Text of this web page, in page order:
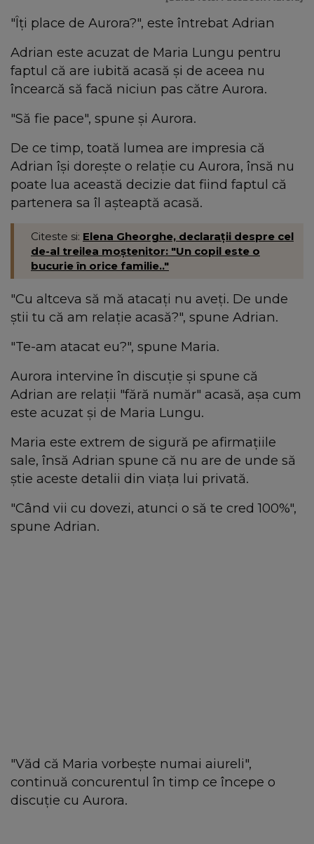
"Îți place de Aurora?", este întrebat Adrian
Adrian este acuzat de Maria Lungu pentru
faptul că are iubită acasă și de aceea nu
încearcă să facă niciun pas către Aurora.
"Să fie pace", spune și Aurora.
De ce timp, toată lumea are impresia că
Adrian își dorește o relație cu Aurora, însă nu
poate lua această decizie dat fiind faptul că
partenera sa îl așteaptă acasă.
Citeste si: Elena Gheorghe, declaraţii despre cel
de-al treilea moştenitor: "Un copil este o
bucurie în orice familie.."
"Cu altceva să mă atacați nu aveți. De unde
știi tu că am relație acasă?", spune Adrian.
"Te-am atacat eu?", spune Maria.
Aurora intervine în discuție și spune că
Adrian are relații "fără număr" acasă, așa cum
este acuzat și de Maria Lungu.
Maria este extrem de sigură pe afirmațiile
sale, însă Adrian spune că nu are de unde să
știe aceste detalii din viața lui privată.
"Când vii cu dovezi, atunci o să te cred 100%",
spune Adrian.
"Văd că Maria vorbește numai aiureli",
continuă concurentul în timp ce începe o
discuție cu Aurora.